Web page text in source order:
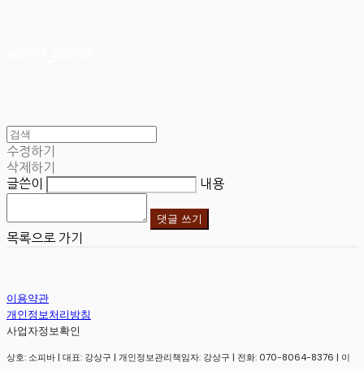
수정하기
삭제하기
글쓴이
내용
댓글 쓰기
목록으로 가기
이용약관
개인정보처리방침
사업자정보확인
상호: 소피바 | 대표: 강상구 | 개인정보관리책임자: 강상구 | 전화: 070-8064-8376 | 이